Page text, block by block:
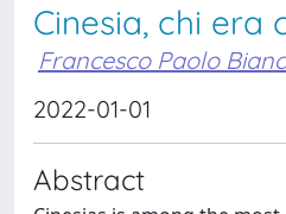
Cinesia, chi era
Francesco Paolo
2022-01-01
Abstract